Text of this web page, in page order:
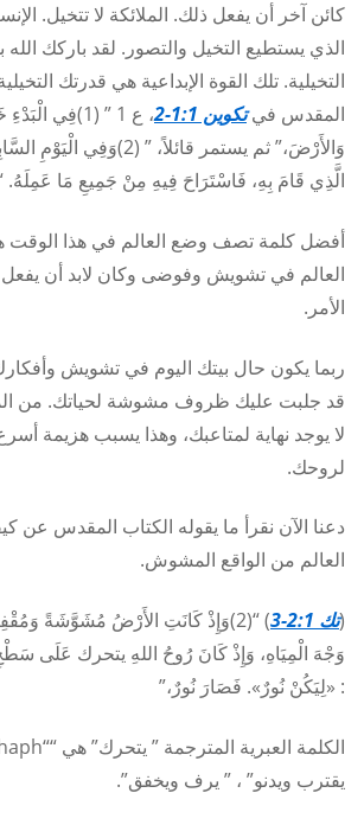
كائن آخر أن يفعل ذلك. الملائكة لا تتخيل.
الذي يستطيع التخيل والتصور. لقد باركك الله
التخيلية. تلك القوة الإبداعية هي قدرتك
المقدس فيتكوين 1:1-2
، ع 1 ” (1)فِي
وَالأَرْضَ،” ثم يستمر قائلاً، ”
الَّذِي قَامَ بِهِ، فَاسْتَرَاحَ فِيهِ مِنْ جَمِيعِ مَا عَمِلَهُ.
أفضل كلمة تصف وضع العالم في هذا
العالم في تشويش وفوضى وكان لابد أن يفعل
الأمر.
ربما يكون حال بيتك اليوم في تشويش
قد جلبت عليك ظروف مشوشة لحياتك. من
لا يوجد نهاية لمتاعبك، وهذا يسبب هزيمة
لروحك.
دعنا الآن نقرأ ما يقوله الكتاب المقدس عن
العالم من الواقع المشوش.
(تك 2:1-3
) “(2)وَإِذْ كَانَتِ الأَرْضُ مُشَوَّشَةً
: «لِيَكُنْ نُورٌ». فَصَارَ نُورٌ،”
الكلمة العبرية المترجمة ” يتحرك” هي ““Rachaph
يقترب ويدنو” ، ” يرف ويخفق”.